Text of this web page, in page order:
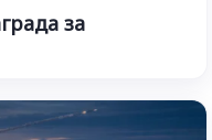
за